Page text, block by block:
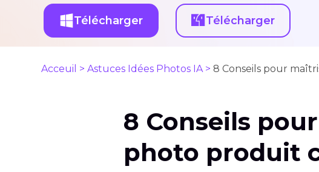
Télécharger Télécharger
Acceuil > Astuces Idées Photos IA > 8 Conseils pour
8 Conseils
photo produit